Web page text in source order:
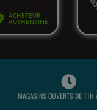
MAGASINS OUVERTS DE